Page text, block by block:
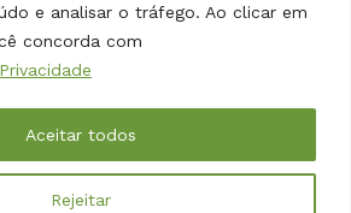
e analisar o tráfego. Ao clicar em
concorda com
Rejeitar
Aceitar todos
2026 | Dona Nena Alimentos
por Agência Arbor
podemos ajudar?